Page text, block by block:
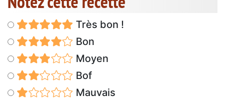
Très bon !
Bon
Moyen
Bof
Mauvais